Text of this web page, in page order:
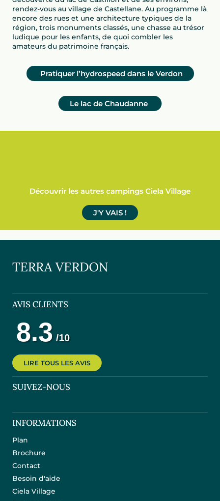
rendez-vous au village de Castellane. Au programme là
encore des rues et une architecture typiques de la
région, trois monuments classés, une chasse au trésor
ludique pour les enfants, de quoi combler les
amateurs du patrimoine français.
Pratiquer l’hydrospeed dans le Verdon
Le lac de Chaudanne
Découvrir les autres campings Ciela Village
J'Y VAIS !
TERRA VERDON
AVIS CLIENTS
LIRE TOUS LES AVIS
SUIVEZ-NOUS
INFORMATIONS
Plan
Brochure
Contact
Besoin d'aide
Ciela Village